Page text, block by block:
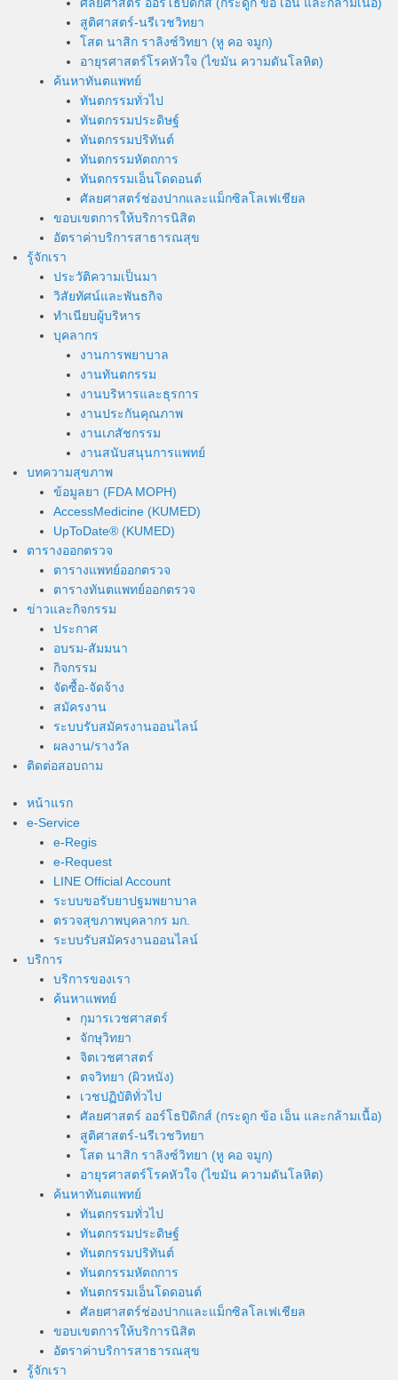
สูติศาสตร์-นรีเวชวิทยา
โสต นาสิก ราลิงซ์วิทยา (หู คอ จมูก)
อายุรศาสตร์โรคหัวใจ (ไขมัน ความดันโลหิต)
ค้นหาทันตแพทย์
ทันตกรรมทั่วไป
ทันตกรรมประดิษฐ์
ทันตกรรมปริทันต์
ทันตกรรมหัตถการ
ทันตกรรมเอ็นโดดอนต์
ศัลยศาสตร์ช่องปากและแม็กซิลโลเฟเชียล
ขอบเขตการให้บริการนิสิต
อัตราค่าบริการสาธารณสุข
รู้จักเรา
ประวัติความเป็นมา
วิสัยทัศน์และพันธกิจ
ทำเนียบผู้บริหาร
บุคลากร
งานการพยาบาล
งานทันตกรรม
งานบริหารและธุรการ
งานประกันคุณภาพ
งานเภสัชกรรม
งานสนับสนุนการแพทย์
บทความสุขภาพ
ข้อมูลยา (FDA MOPH)
AccessMedicine (KUMED)
UpToDate® (KUMED)
ตารางออกตรวจ
ตารางแพทย์ออกตรวจ
ตารางทันตแพทย์ออกตรวจ
ข่าวและกิจกรรม
ประกาศ
อบรม-สัมมนา
กิจกรรม
จัดซื้อ-จัดจ้าง
สมัครงาน
ระบบรับสมัครงานออนไลน์
ผลงาน/รางวัล
ติดต่อสอบถาม
หน้าแรก
e-Service
e-Regis
e-Request
LINE Official Account
ระบบขอรับยาปฐมพยาบาล
ตรวจสุขภาพบุคลากร มก.
ระบบรับสมัครงานออนไลน์
บริการ
บริการของเรา
ค้นหาแพทย์
กุมารเวชศาสตร์
จักษุวิทยา
จิตเวชศาสตร์
ตจวิทยา (ผิวหนัง)
เวชปฏิบัติทั่วไป
ศัลยศาสตร์ ออร์โธปิดิกส์ (กระดูก ข้อ เอ็น และกล้ามเนื้อ)
สูติศาสตร์-นรีเวชวิทยา
โสต นาสิก ราลิงซ์วิทยา (หู คอ จมูก)
อายุรศาสตร์โรคหัวใจ (ไขมัน ความดันโลหิต)
ค้นหาทันตแพทย์
ทันตกรรมทั่วไป
ทันตกรรมประดิษฐ์
ทันตกรรมปริทันต์
ทันตกรรมหัตถการ
ทันตกรรมเอ็นโดดอนต์
ศัลยศาสตร์ช่องปากและแม็กซิลโลเฟเชียล
ขอบเขตการให้บริการนิสิต
อัตราค่าบริการสาธารณสุข
รู้จักเรา